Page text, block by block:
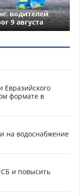
водителей
9 августа
Евразийского
формате в
на водоснабжение
и повысить